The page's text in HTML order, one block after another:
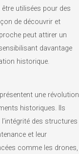
utilisées pour des
de découvrir et
peut attirer un
davantage
historique.
une révolution
historiques. Ils
des structures
et leur
comme les drones,